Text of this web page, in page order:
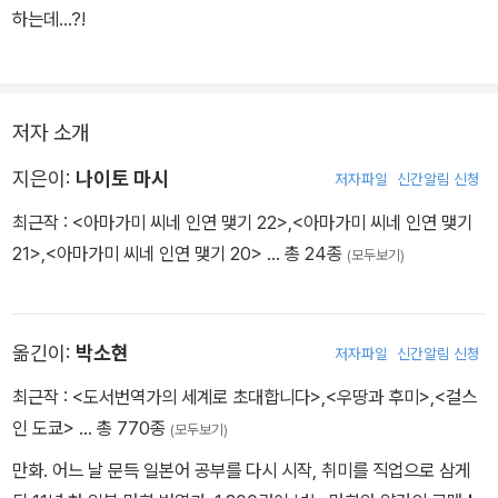
하는데…?!
저자 소개
지은이: 나이토 마시 저자파일 신간알림 신청
최근작 : <아마가미 씨네 인연 맺기 22> <아마가미 씨네 인연 맺기
21> <아마가미 씨네 인연 맺기 20> … 총 24종 (모두보기)
옮긴이: 박소현 저자파일 신간알림 신청
최근작 : <도서번역가의 세계로 초대합니다> <우땅과 후미> <걸스
인 도쿄> … 총 770종 (모두보기)
만화. 어느 날 문득 일본어 공부를 다시 시작, 취미를 직업으로 삼게